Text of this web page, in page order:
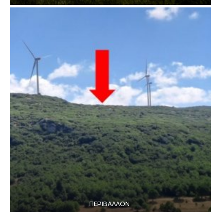
ΠΕΡΙΒΆΛΛΟΝ